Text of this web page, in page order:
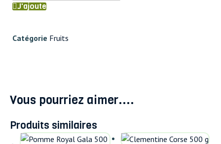
Jaune
quantity
J'ajoute
Catégorie Fruits
Vous pourriez aimer....
Produits similaires